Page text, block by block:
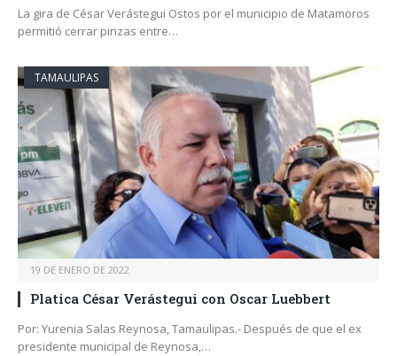
La gira de César Verástegui Ostos por el municipio de Matamoros
permitió cerrar pinzas entre…
TAMAULIPAS
19 DE ENERO DE 2022
Platica César Verástegui con Oscar Luebbert
Por: Yurenia Salas Reynosa, Tamaulipas.- Después de que el ex
presidente municipal de Reynosa,…